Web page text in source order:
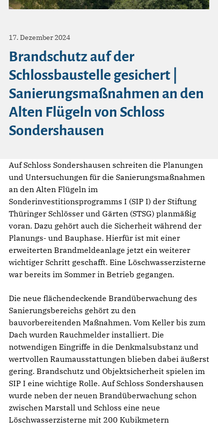
17. Dezember 2024
Brandschutz auf der
Schlossbaustelle gesichert |
Sanierungsmaßnahmen an den
Alten Flügeln von Schloss
Sondershausen
Auf Schloss Sondershausen schreiten die Planungen
und Untersuchungen für die Sanierungsmaßnahmen
an den Alten Flügeln im
Sonderinvestitionsprogramms I (SIP I) der Stiftung
Thüringer Schlösser und Gärten (STSG) planmäßig
voran. Dazu gehört auch die Sicherheit während der
Planungs- und Bauphase. Hierfür ist mit einer
erweiterten Brandmeldeanlage jetzt ein weiterer
wichtiger Schritt geschafft. Eine Löschwasserzisterne
war bereits im Sommer in Betrieb gegangen.
Die neue flächendeckende Brandüberwachung des
Sanierungsbereichs gehört zu den
bauvorbereitenden Maßnahmen. Vom Keller bis zum
Dach wurden Rauchmelder installiert. Die
notwendigen Eingriffe in die Denkmalsubstanz und
wertvollen Raumausstattungen blieben dabei äußerst
gering. Brandschutz und Objektsicherheit spielen im
SIP I eine wichtige Rolle. Auf Schloss Sondershausen
wurde neben der neuen Brandüberwachung schon
zwischen Marstall und Schloss eine neue
Löschwasserzisterne mit 200 Kubikmetern